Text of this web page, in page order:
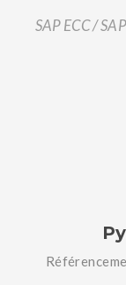
SAP ECC /